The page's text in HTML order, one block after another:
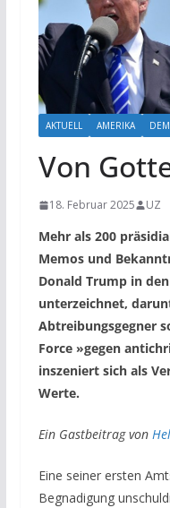
AKTUELL AMERIKA
Von
18. Februar 2025 UZ
Mehr als 200
Memos und
Donald Trump in
unterzeichnet,
Abtreibungsgegner
Force »gegen
inszeniert sich als
Werte.
Ein Gastbeitrag von
Eine seiner ersten
Begnadigung